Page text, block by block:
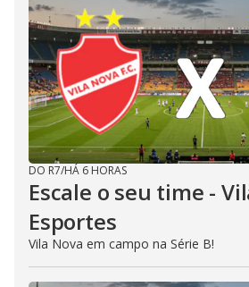
DO R7/HÁ 6 HORAS
Escale o seu time -
Esportes
Vila Nova em campo na Série B!